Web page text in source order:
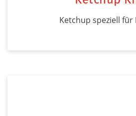
Ketchup speziell für